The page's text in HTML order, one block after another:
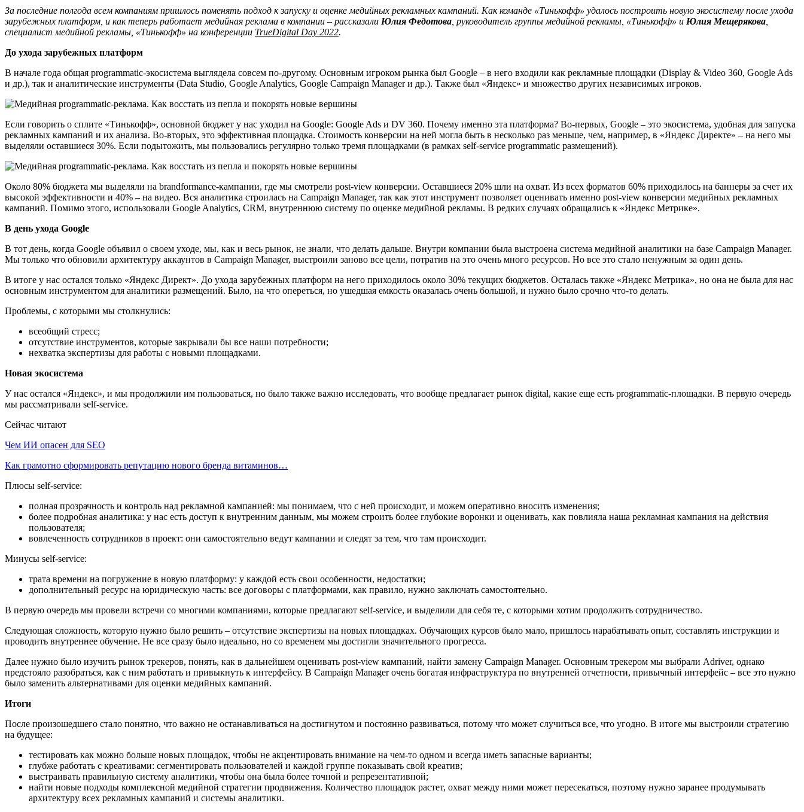
За последние полгода всем компаниям пришлось поменять подход к запуску и оценке медийных рекламных кампаний. Как команде «Тинькофф» удалось построить новую экосистему после ухода
зарубежных платформ, и как теперь работает медийная реклама в компании – рассказали Юлия Федотова , руководитель группы медийной рекламы, «Тинькофф» и Юлия Мещерякова
специалист медийной рекламы, «Тинькофф» на конференции TrueDigital Day 2022.
До ухода зарубежных платформ
В начале года общая programmatic-экосистема выглядела совсем по-другому. Основным игроком рынка был Google – в него входили как рекламные площадки (Display & Video 360, Google Ads
и др.), так и аналитические инструменты (Data Studio, Google Analytics, Google Campaign Manager и др.). Также был «Яндекс» и множество других независимых игроков.
Если говорить о сплите «Тинькофф», основной бюджет у нас уходил на Google: Google Ads и DV 360. Почему именно эта платформа? Во-первых, Google – это экосистема, удобная для запуска
рекламных кампаний и их анализа. Во-вторых, это эффективная площадка. Стоимость конверсии на ней могла быть в несколько раз меньше, чем, например, в «Яндекс Директе» – на него мы
выделяли оставшиеся 30%. Если подытожить, мы пользовались регулярно только тремя площадками (в рамках self-service programmatic размещений).
Около 80% бюджета мы выделяли на brandformance-кампании, где мы смотрели post-view конверсии. Оставшиеся 20% шли на охват. Из всех форматов 60% приходилось на баннеры за счет их
высокой эффективности и 40% – на видео. Вся аналитика строилась на Campaign Manager, так как этот инструмент позволяет оценивать именно post-view конверсии медийных рекламных
кампаний. Помимо этого, использовали Google Analytics, CRM, внутреннюю систему по оценке медийной рекламы. В редких случаях обращались к «Яндекс Метрике».
В день ухода Google
В тот день, когда Google объявил о своем уходе, мы, как и весь рынок, не знали, что делать дальше. Внутри компании была выстроена система медийной аналитики на базе Campaign Manager.
Мы только что обновили архитектуру аккаунтов в Campaign Manager, выстроили заново все цели, потратив на это очень много ресурсов. Но все это стало ненужным за один день.
В итоге у нас остался только «Яндекс Директ». До ухода зарубежных платформ на него приходилось около 30% текущих бюджетов. Осталась также «Яндекс Метрика», но она не была для нас
основным инструментом для аналитики размещений. Было, на что опереться, но ушедшая емкость оказалась очень большой, и нужно было срочно что-то делать.
Проблемы, с которыми мы столкнулись:
всеобщий стресс;
отсутствие инструментов, которые закрывали бы все наши потребности;
нехватка экспертизы для работы с новыми площадками.
Новая экосистема
У нас остался «Яндекс», и мы продолжили им пользоваться, но было также важно исследовать, что вообще предлагает рынок digital, какие еще есть programmatic-площадки. В первую очередь
мы рассматривали self-service.
Сейчас читают
Чем ИИ опасен для SEO
Как грамотно сформировать репутацию нового бренда витаминов…
Плюсы self-service:
полная прозрачность и контроль над рекламной кампанией: мы понимаем, что с ней происходит, и можем оперативно вносить изменения;
более подробная аналитика: у нас есть доступ к внутренним данным, мы можем строить более глубокие воронки и оценивать, как повлияла наша рекламная кампания на действия
пользователя;
вовлеченность сотрудников в проект: они самостоятельно ведут кампании и следят за тем, что там происходит.
Минусы self-service:
трата времени на погружение в новую платформу: у каждой есть свои особенности, недостатки;
дополнительный ресурс на юридическую часть: все договоры с платформами, как правило, нужно заключать самостоятельно.
В первую очередь мы провели встречи со многими компаниями, которые предлагают self-service, и выделили для себя те, с которыми хотим продолжить сотрудничество.
Следующая сложность, которую нужно было решить – отсутствие экспертизы на новых площадках. Обучающих курсов было мало, пришлось нарабатывать опыт, составлять инструкции и
проводить внутреннее обучение. Не все сразу было идеально, но со временем мы достигли значительного прогресса.
Далее нужно было изучить рынок трекеров, понять, как в дальнейшем оценивать post-view кампаний, найти замену Campaign Manager. Основным трекером мы выбрали Adriver, однако
предстояло разобраться, как с ним работать и привыкнуть к интерфейсу. В Campaign Manager очень богатая инфраструктура по внутренней отчетности, привычный интерфейс – все это нужно
было заменить альтернативами для оценки медийных кампаний.
Итоги
После произошедшего стало понятно, что важно не останавливаться на достигнутом и постоянно развиваться, потому что может случиться все, что угодно. В итоге мы выстроили стратегию
на будущее:
тестировать как можно больше новых площадок, чтобы не акцентировать внимание на чем-то одном и всегда иметь запасные варианты;
глубже работать с креативами: сегментировать пользователей и каждой группе показывать свой креатив;
выстраивать правильную систему аналитики, чтобы она была более точной и репрезентативной;
найти новые подходы комплексной медийной стратегии продвижения. Количество площадок растет, охват между ними может пересекаться, поэтому нужно заранее продумывать
архитектуру всех рекламных кампаний и системы аналитики.